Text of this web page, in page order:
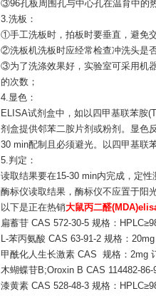
③96孔板周围孔与中心孔在温育中的
3.洗板：
①手工洗板时，拍板时要垂直，避免
②洗板机洗板时应经常检查冲洗头是
③为了洗涤效果好，实验室可采用机
的次数；
4.显色：
ELISA试剂盒中，如以四甲基联苯胺
剂盒提供邻苯二胺片剂或粉剂。显色
30 min配制且必须避光。以四甲基联
5.判定：
读取结果要在15-30 min内完成，定
酶标仪读取结果，酶标仪不应置于阳
以下是正在热销大鼠丙二醛
扁蓄苷 CAS 572-30-5 规格：
L-苯丙氨酸 CAS 63-91-2 规格：
甲酰化人生长激素 CAS 规格：2mg
木蝴蝶苷B;Oroxin B CAS 114482-
漆黄素 CAS 528-48-3 规格：